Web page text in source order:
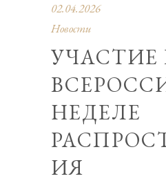
02.04.2026
Новости
УЧАСТИЕ
НЕДЕЛЕ
ИЯ